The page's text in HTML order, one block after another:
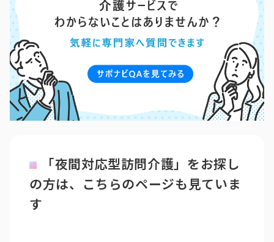
「夜間対応型訪問介護」をお探し
の方は、こちらのページも見ていま
す